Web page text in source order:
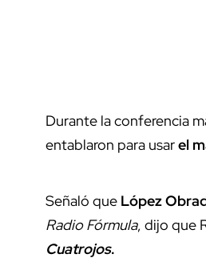
Durante la conferencia
entablaron para usarel
Señaló que López
Radio Fórmula, dijo que
Cuatrojos.